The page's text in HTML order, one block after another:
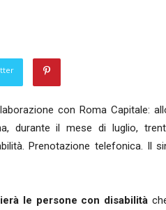
con Roma Capitale:
durante il mese di luglio,
Prenotazione telefonica. Il
le persone con disabilità